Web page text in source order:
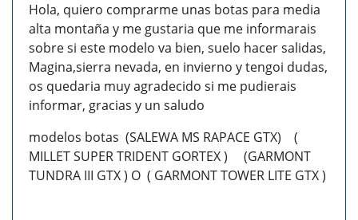
Hola, quiero comprarme unas botas para media
alta montaña y me gustaria que me informarais
sobre si este modelo va bien, suelo hacer salidas,
Magina,sierra nevada, en invierno y tengoi dudas,
os quedaria muy agradecido si me pudierais
informar, gracias y un saludo
modelos botas (SALEWA MS RAPACE GTX) (
MILLET SUPER TRIDENT GORTEX ) (GARMONT
TUNDRA III GTX ) O ( GARMONT TOWER LITE GTX )